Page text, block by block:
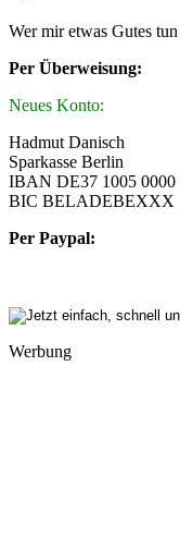
Wer mir etwas Gutes
Per Überweisung:
Neues Konto:
Hadmut Danisch
Sparkasse Berlin
IBAN DE37 1005 0000
BIC BELADEBEXXX
Per Paypal:
Werbung